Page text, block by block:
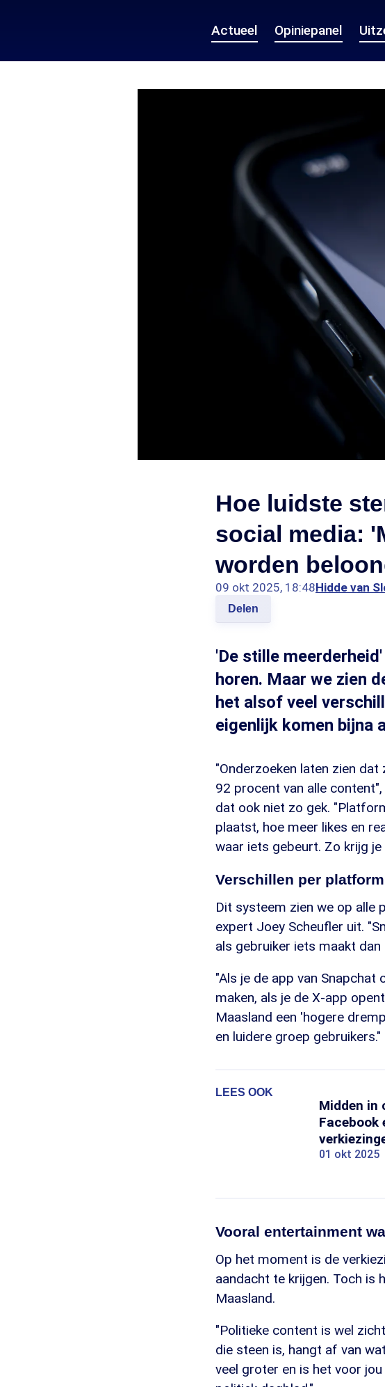
Actueel Opiniepanel
Hoe luidste
social media:
worden
09 okt 2025, 18:48Hidde van
Delen
'De stille
horen. Maar we zien
het alsof veel
eigenlijk komen bijna
"Onderzoeken laten zien
92 procent van alle
dat ook niet zo gek.
plaatst, hoe meer likes en
waar iets gebeurt. Zo krijg
Verschillen per platform
Dit systeem zien we op alle
expert Joey Scheufler uit.
als gebruiker iets maakt
"Als je de app van
maken, als je de X-app
Maasland een 'hogere
en luidere groep gebruikers."
LEES OOK
Midden in
Facebook
01 okt 2025
Vooral entertainment
Op het moment is de
aandacht te krijgen. Toch is
Maasland.
"Politieke content is wel
die steen is, hangt af van
veel groter en is het voor